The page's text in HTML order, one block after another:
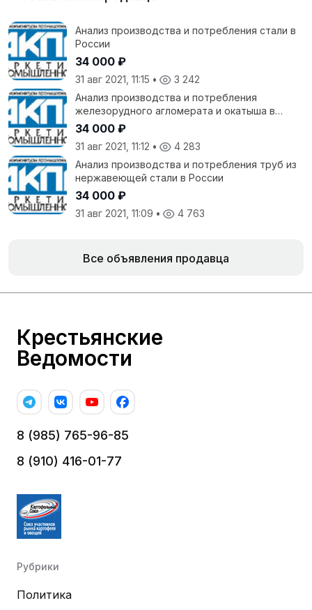
Анализ производства и потребления стали в
России
34 000 ₽
31 авг 2021, 11:15 •
3 242
Анализ производства и потребления
железорудного агломерата и окатыша в
России
34 000 ₽
31 авг 2021, 11:12 •
4 283
Анализ производства и потребления труб из
нержавеющей стали в России
34 000 ₽
31 авг 2021, 11:09 • 4 763
Все объявления продавца
Крестьянские
Ведомости
8 (985) 765-96-85
8 (910) 416-01-77
Рубрики
Политика